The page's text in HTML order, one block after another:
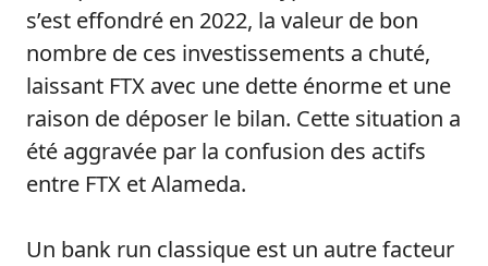
s’est effondré en 2022, la valeur de bon
nombre de ces investissements a chuté,
laissant FTX avec une dette énorme et une
raison de déposer le bilan. Cette situation a
été aggravée par la confusion des actifs
entre FTX et Alameda.
Un bank run classique est un autre facteur